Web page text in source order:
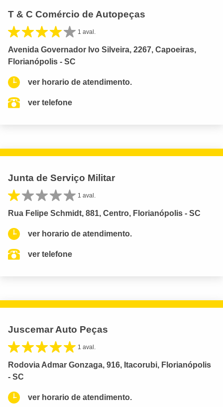
T & C Comércio de Autopeças
1 aval.
Avenida Governador Ivo Silveira, 2267, Capoeiras,
Florianópolis - SC
ver horario de atendimento.
ver telefone
Junta de Serviço Militar
1 aval.
Rua Felipe Schmidt, 881, Centro, Florianópolis - SC
ver horario de atendimento.
ver telefone
Juscemar Auto Peças
1 aval.
Rodovia Admar Gonzaga, 916, Itacorubi, Florianópolis
- SC
ver horario de atendimento.